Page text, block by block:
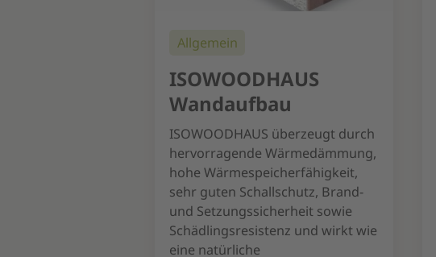
Allgemein
ISOWOODHAUS
Wandaufbau
ISOWOODHAUS überzeugt durch
hervorragende Wärmedämmung,
hohe Wärmespeicherfähigkeit,
sehr guten Schallschutz, Brand-
und Setzungssicherheit sowie
Schädlingsresistenz und wirkt wie
eine natürliche